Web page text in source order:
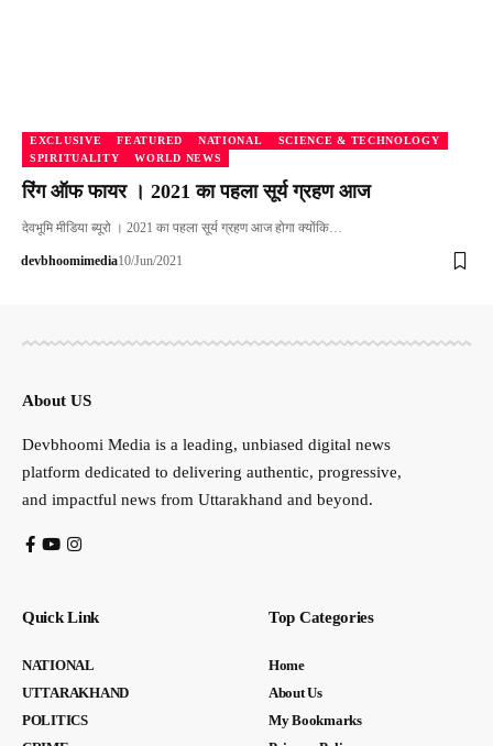
EXCLUSIVE FEATURED NATIONAL
SCIENCE & TECHNOLOGY
SPIRITUALITY
WORLD NEWS
रिंग ऑफ फायर । 2021 का पहला सूर्य ग्रहण आज
देवभूमि मीडिया ब्यूरो । 2021 का पहला सूर्य ग्रहण आज होगा क्योंकि…
devbhoomimedia10/Jun/2021
About US
Devbhoomi Media is a leading, unbiased digital news
platform dedicated to delivering authentic, progressive,
and impactful news from Uttarakhand and beyond.
Quick Link
NATIONAL
UTTARAKHAND
POLITICS
Top Categories
Home
About Us
My Bookmarks